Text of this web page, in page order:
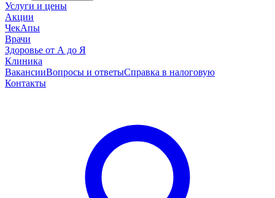
Услуги и цены
Акции
ЧекАпы
Врачи
Здоровье от А до Я
Клиника
ВакансииВопросы и ответыСправка в налоговую
Контакты